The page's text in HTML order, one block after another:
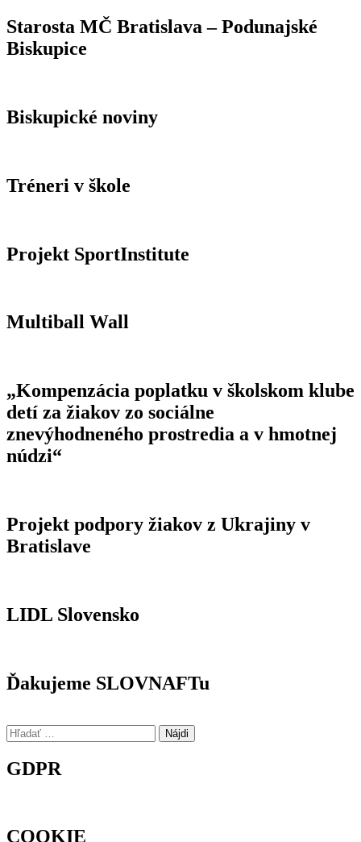
Starosta MČ Bratislava – Podunajské
Biskupice
Biskupické noviny
Tréneri v škole
Projekt SportInstitute
Multiball Wall
„Kompenzácia poplatku v školskom klube
detí za žiakov zo sociálne
znevýhodneného prostredia a v hmotnej
núdzi“
Projekt podpory žiakov z Ukrajiny v
Bratislave
LIDL Slovensko
Ďakujeme SLOVNAFTu
Hľadať:
GDPR
COOKIE